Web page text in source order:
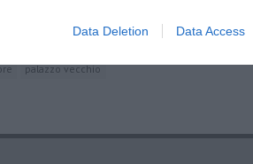
Data Deletion Data Access
palazzo vecchio